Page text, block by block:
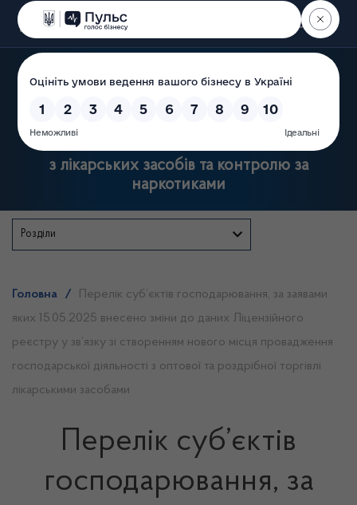
Пошук
Державна служба України
з лікарських засобів та контролю за
наркотиками
Розділи
Головна /
Перелік суб’єктів господарювання, за заявами
яких 15.05.2025 внесено зміни до даних Ліцензійного
реєстру у зв’язку зі створенням нового місця провадження
господарської діяльності з оптової та роздрібної торгівлі
лікарськими засобами
Перелік суб’єктів
господарювання, за